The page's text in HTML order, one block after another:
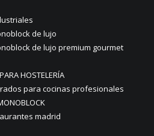
de lujo
de lujo premium gourmet
HOSTELERÍA
para cocinas profesionales
madrid